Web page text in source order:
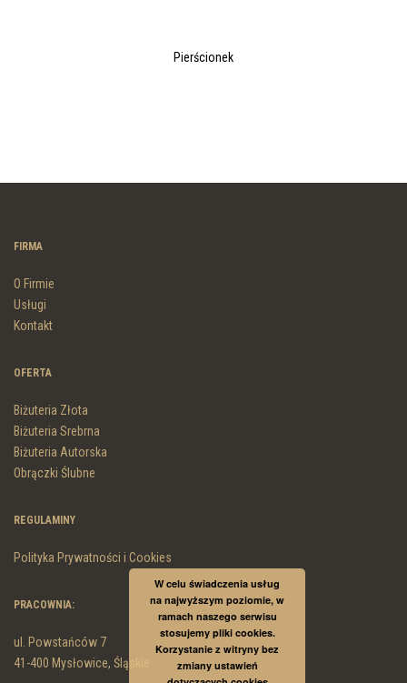
Pierścionek
FIRMA
O Firmie
Usługi
Kontakt
OFERTA
Biżuteria Złota
Biżuteria Srebrna
Biżuteria Autorska
Obrączki Ślubne
REGULAMINY
Polityka Prywatności i Cookies
PRACOWNIA:
ul. Powstańców 7
41-400 Mysłowice, Śląskie
W celu świadczenia usług
na najwyższym poziomie, w
ramach naszego serwisu
stosujemy pliki cookies.
Korzystanie z witryny bez
zmiany ustawień